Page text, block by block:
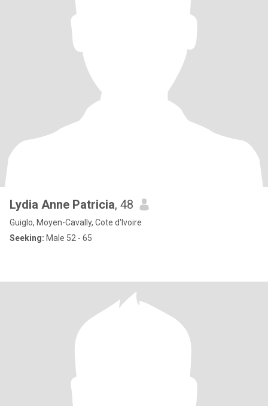
Lydia Anne Patricia, 48
Guiglo, Moyen-Cavally, Cote d'Ivoire
Seeking: Male 52 - 65